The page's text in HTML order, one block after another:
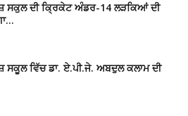
ਸਕੁਲ ਦੀ ਕ੍ਰਿਕੇਟ ਅੰਡਰ-14 ਲੜਕਿਆਂ ਦੀ
ਸਕੂਲ ਵਿੱਚ ਡਾ. ਏ.ਪੀ.ਜੇ. ਅਬਦੁਲ ਕਲਾਮ ਦੀ